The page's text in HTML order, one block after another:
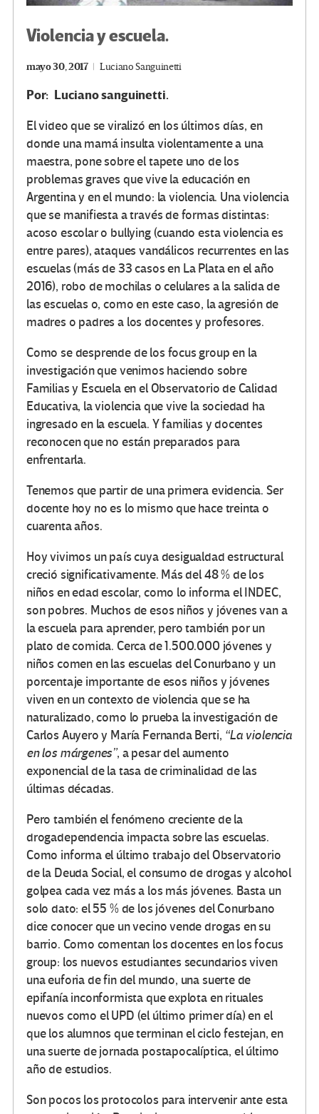
Violencia y escuela.
mayo 30, 2017 Luciano Sanguinetti
Por: Luciano sanguinetti.
El video que se viralizó en los últimos días, en
donde una mamá insulta violentamente a una
maestra, pone sobre el tapete uno de los
problemas graves que vive la educación en
Argentina y en el mundo: la violencia. Una violencia
que se manifiesta a través de formas distintas:
acoso escolar o bullying (cuando esta violencia es
entre pares), ataques vandálicos recurrentes en las
escuelas (más de 33 casos en La Plata en el año
2016), robo de mochilas o celulares a la salida de
las escuelas o, como en este caso, la agresión de
madres o padres a los docentes y profesores.
Como se desprende de los focus group en la
investigación que venimos haciendo sobre
Familias y Escuela en el Observatorio de Calidad
Educativa, la violencia que vive la sociedad ha
ingresado en la escuela. Y familias y docentes
reconocen que no están preparados para
enfrentarla.
Tenemos que partir de una primera evidencia. Ser
docente hoy no es lo mismo que hace treinta o
cuarenta años.
Hoy vivimos un país cuya desigualdad estructural
creció significativamente. Más del 48 % de los
niños en edad escolar, como lo informa el INDEC,
son pobres. Muchos de esos niños y jóvenes van a
la escuela para aprender, pero también por un
plato de comida. Cerca de 1.500.000 jóvenes y
niños comen en las escuelas del Conurbano y un
porcentaje importante de esos niños y jóvenes
viven en un contexto de violencia que se ha
naturalizado, como lo prueba la investigación de
Carlos Auyero y María Fernanda Berti, “La violencia
en los márgenes”, a pesar del aumento
exponencial de la tasa de criminalidad de las
últimas décadas.
Pero también el fenómeno creciente de la
drogadependencia impacta sobre las escuelas.
Como informa el último trabajo del Observatorio
de la Deuda Social, el consumo de drogas y alcohol
golpea cada vez más a los más jóvenes. Basta un
solo dato: el 55 % de los jóvenes del Conurbano
dice conocer que un vecino vende drogas en su
barrio. Como comentan los docentes en los focus
group: los nuevos estudiantes secundarios viven
una euforia de fin del mundo, una suerte de
epifanía inconformista que explota en rituales
nuevos como el UPD (el último primer día) en el
que los alumnos que terminan el ciclo festejan, en
una suerte de jornada postapocalíptica, el último
año de estudios.
Son pocos los protocolos para intervenir ante esta